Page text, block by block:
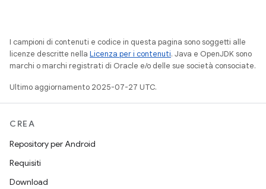
I campioni di contenuti e codice in questa pagina sono soggetti alle
licenze descritte nella Licenza per i contenuti. Java e OpenJDK sono
marchi o marchi registrati di Oracle e/o delle sue società consociate.
Ultimo aggiornamento 2025-07-27 UTC.
CREA
Repository per Android
Requisiti
Download